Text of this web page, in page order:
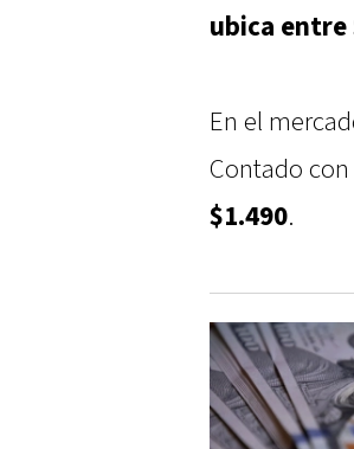
ubica entre
En el
Contado
$1.490.